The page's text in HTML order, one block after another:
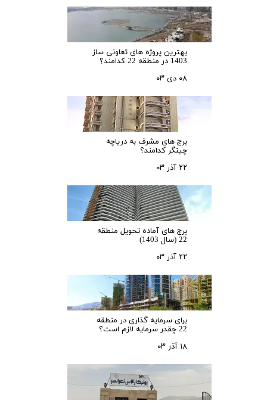
بهترین پروژه های تعاونی ساز
1403 در منطقه 22 کدامند؟
۰۸ دی ۰۳
برج های مشرف به دریاچه
چیتگر کدامند؟
۲۲ آذر ۰۳
برج های آماده تحویل منطقه
22 (سال 1403)
۲۲ آذر ۰۳
برای سرمایه‌ گذاری در منطقه
22 چقدر سرمایه لازم است؟
۱۸ آذر ۰۳